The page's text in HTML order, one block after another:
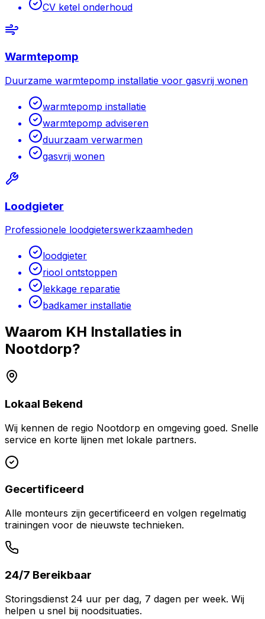
CV ketel onderhoud
Warmtepomp
Duurzame warmtepomp installatie voor gasvrij wonen
warmtepomp installatie
warmtepomp adviseren
duurzaam verwarmen
gasvrij wonen
Loodgieter
Professionele loodgieterswerkzaamheden
loodgieter
riool ontstoppen
lekkage reparatie
badkamer installatie
Waarom KH Installaties in
Nootdorp?
Lokaal Bekend
Wij kennen de regio Nootdorp en omgeving goed. Snelle
service en korte lijnen met lokale partners.
Gecertificeerd
Alle monteurs zijn gecertificeerd en volgen regelmatig
trainingen voor de nieuwste technieken.
24/7 Bereikbaar
Storingsdienst 24 uur per dag, 7 dagen per week. Wij
helpen u snel bij noodsituaties.